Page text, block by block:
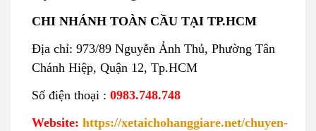
CHI NHÁNH TOÀN CẦU TẠI TP.HCM
Địa chỉ: 973/89 Nguyễn Ảnh Thủ, Phường Tân
Chánh Hiệp, Quận 12, Tp.HCM
Số điện thoại : 0983.748.748
Website: https://xetaichohanggiare.net/chuyen-